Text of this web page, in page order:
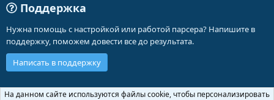
Поддержка
Нужна помощь с настройкой или работой парсера? Напишите в
поддержку, поможем довести все до результата.
Написать в поддержку
Russian (RU)
На данном сайте используются файлы cookie, чтобы персонализировать